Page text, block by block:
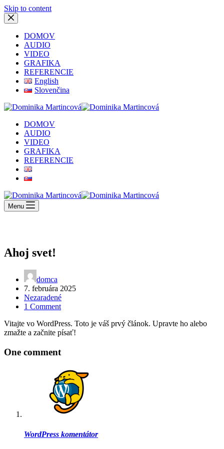
Skip to content
DOMOV
AUDIO
VIDEO
GRAFIKA
REFERENCIE
English
Slovenčina
DOMOV
AUDIO
VIDEO
GRAFIKA
REFERENCIE
Menu
Ahoj svet!
domca
7. februára 2025
Nezaradené
1 Comment
Vitajte vo WordPress. Toto je váš prvý článok. Upravte ho alebo
zmažte a začnite písať!
One comment
WordPress komentátor